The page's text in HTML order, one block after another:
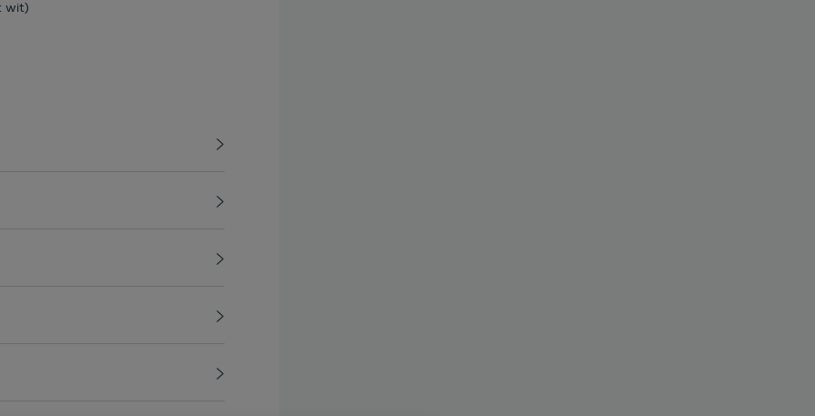
wit)